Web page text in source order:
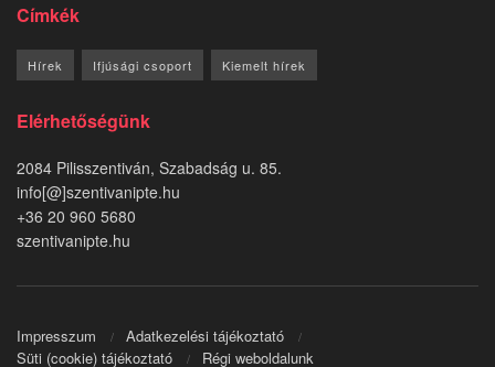
Címkék
Hírek Ifjúsági csoport Kiemelt hírek
Elérhetőségünk
2084 Pilisszentiván, Szabadság u. 85.
info[@]szentivanipte.hu
+36 20 960 5680
szentivanipte.hu
Impresszum
Adatkezelési tájékoztató
Süti (cookie) tájékoztató
Régi weboldalunk